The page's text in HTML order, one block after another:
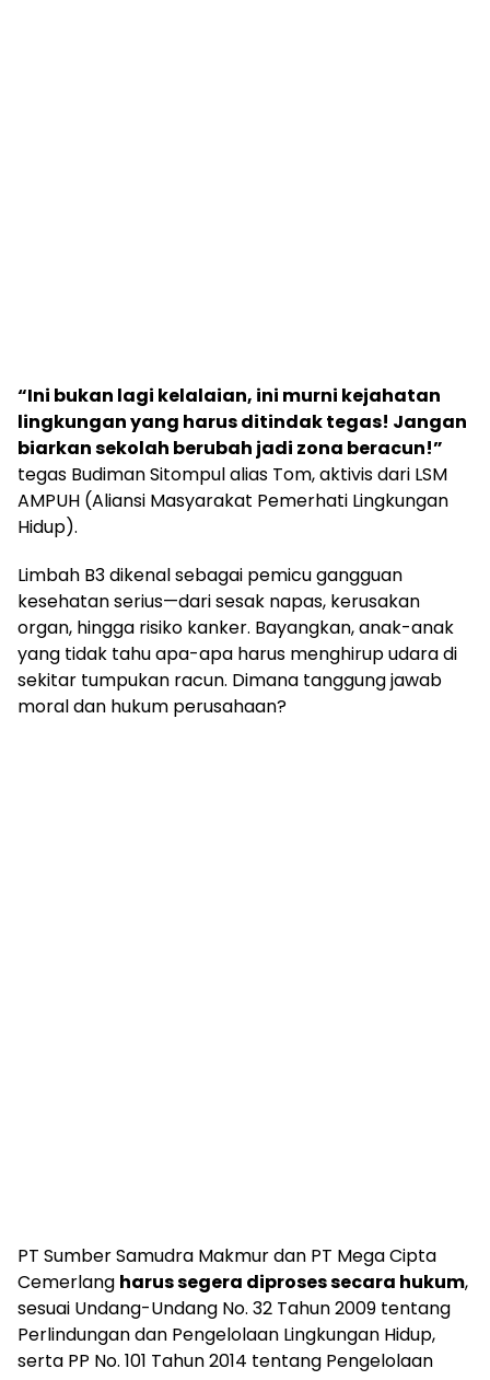
“Ini bukan lagi kelalaian, ini murni kejahatan
lingkungan yang harus ditindak tegas! Jangan
biarkan sekolah berubah jadi zona beracun!”
tegas Budiman Sitompul alias Tom, aktivis dari LSM
AMPUH (Aliansi Masyarakat Pemerhati Lingkungan
Hidup).
Limbah B3 dikenal sebagai pemicu gangguan
kesehatan serius—dari sesak napas, kerusakan
organ, hingga risiko kanker. Bayangkan, anak-anak
yang tidak tahu apa-apa harus menghirup udara di
sekitar tumpukan racun. Dimana tanggung jawab
moral dan hukum perusahaan?
PT Sumber Samudra Makmur dan PT Mega Cipta
Cemerlang harus segera diproses secara hukum,
sesuai Undang-Undang No. 32 Tahun 2009 tentang
Perlindungan dan Pengelolaan Lingkungan Hidup,
serta PP No. 101 Tahun 2014 tentang Pengelolaan